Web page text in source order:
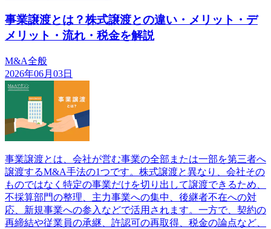
事業譲渡とは？株式譲渡との違い・メリット・デ
メリット・流れ・税金を解説
M&A全般
2026年06月03日
事業譲渡とは、会社が営む事業の全部または一部を第三者へ
譲渡するM&A手法の1つです。株式譲渡と異なり、会社その
ものではなく特定の事業だけを切り出して譲渡できるため、
不採算部門の整理、主力事業への集中、後継者不在への対
応、新規事業への参入などで活用されます。一方で、契約の
再締結や従業員の承継、許認可の再取得、税金の論点など、